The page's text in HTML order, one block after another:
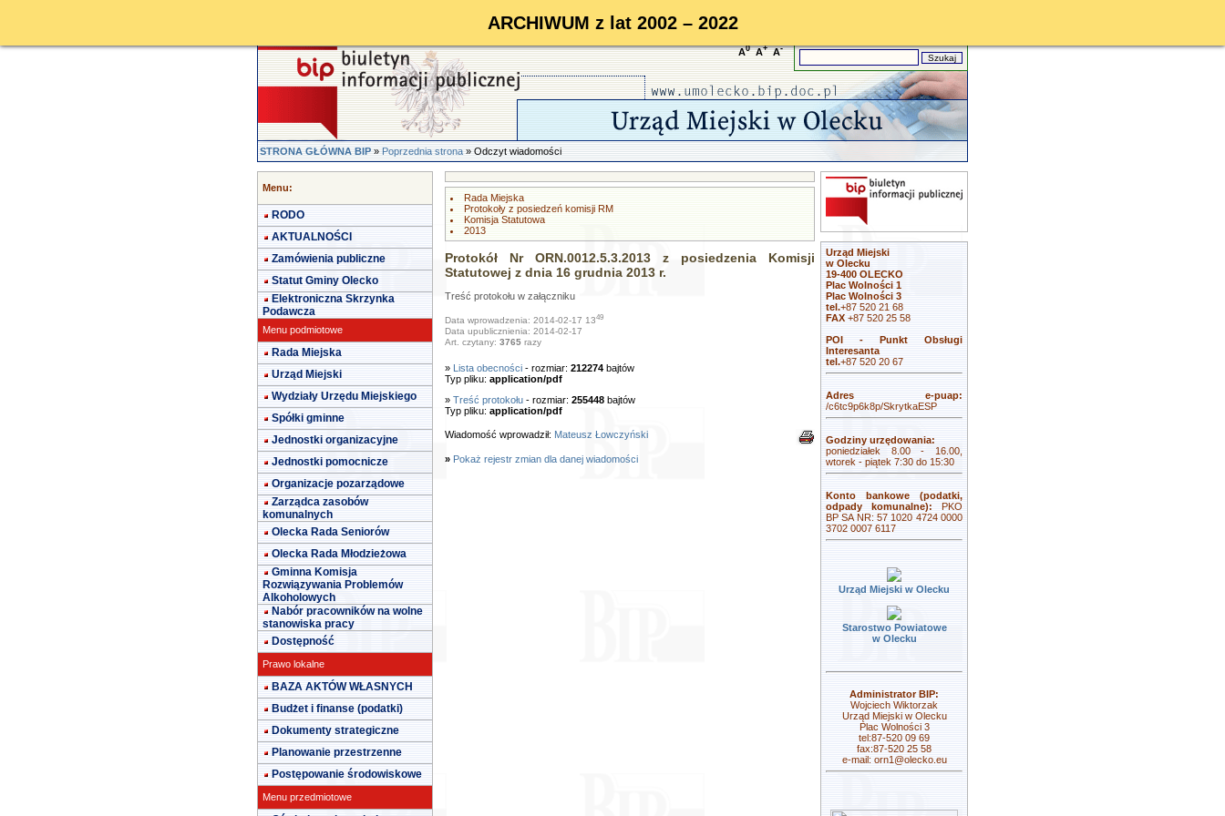
ARCHIWUM z lat 2002 – 2022
A0 A+ A-
STRONA GŁÓWNA BIP»Poprzednia strona» Odczyt wiadomości
Menu:
RODO
AKTUALNOŚCI
Zamówienia publiczne
Statut Gminy Olecko
Elektroniczna Skrzynka
Podawcza
Menu podmiotowe
Rada Miejska
Urząd Miejski
Wydziały Urzędu Miejskiego
Spółki gminne
Jednostki organizacyjne
Jednostki pomocnicze
Organizacje pozarządowe
Zarządca zasobów
komunalnych
Olecka Rada Seniorów
Olecka Rada Młodzieżowa
Gminna Komisja
Rozwiązywania Problemów
Alkoholowych
Nabór pracowników na wolne
stanowiska pracy
Dostępność
Prawo lokalne
BAZA AKTÓW WŁASNYCH
Budżet i finanse (podatki)
Dokumenty strategiczne
Planowanie przestrzenne
Postępowanie środowiskowe
Menu przedmiotowe
Rada Miejska
Protokoły z posiedzeń komisji RM
Komisja Statutowa
2013
Protokół Nr ORN.0012.5.3.2013 z posiedzenia Komisji
Statutowej z dnia 16 grudnia 2013 r.
Treść protokołu w załączniku
Data wprowadzenia: 2014-02-17 1349
Data upublicznienia: 2014-02-17
Art. czytany: 3765razy
» Lista obecności- rozmiar: 212274bajtów
Typ pliku: application/pdf
» Treść protokołu- rozmiar: 255448bajtów
Typ pliku: application/pdf
Wiadomość wprowadził: Mateusz Łowczyński
» Pokaż rejestr zmian dla danej wiadomości
Urząd Miejski
w Olecku
19-400 OLECKO
Plac Wolności 1
Plac Wolności 3
tel.+87 520 21 68
FAX +87 520 25 58
POI - Punkt Obsługi
Interesanta
tel.+87 520 20 67
Adres e-puap:
/c6tc9p6k8p/SkrytkaESP
Godziny urzędowania:
poniedziałek 8.00 - 16.00,
wtorek - piątek 7:30 do 15:30
Konto bankowe (podatki,
odpady komunalne): PKO
BP SA NR: 57 1020 4724 0000
3702 0007 6117
Urząd Miejski w Olecku
Starostwo Powiatowe
w Olecku
Administrator BIP:
Wojciech Wiktorzak
Urząd Miejski w Olecku
Plac Wolności 3
tel:87-520 09 69
fax:87-520 25 58
e-mail: orn1@olecko.eu